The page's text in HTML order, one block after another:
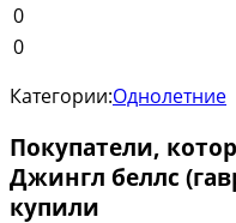
0
0
Категории:Однолетние
Покупатели,
Джингл беллс
купили